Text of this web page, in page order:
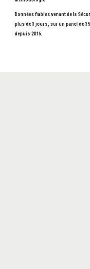
Données fiables venant de la
plus de 3 jours, sur un panel de
depuis 2016.